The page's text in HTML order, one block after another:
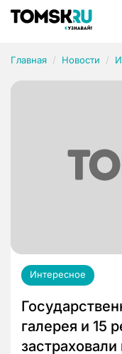
Главная Новости
Интересное
галерея и 15